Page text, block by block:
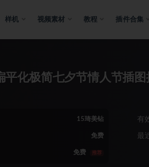
样机 视频素材 教程 插件合集
平化极简七夕节情人节插
15琦美钻
免费
免费 推荐
有
最